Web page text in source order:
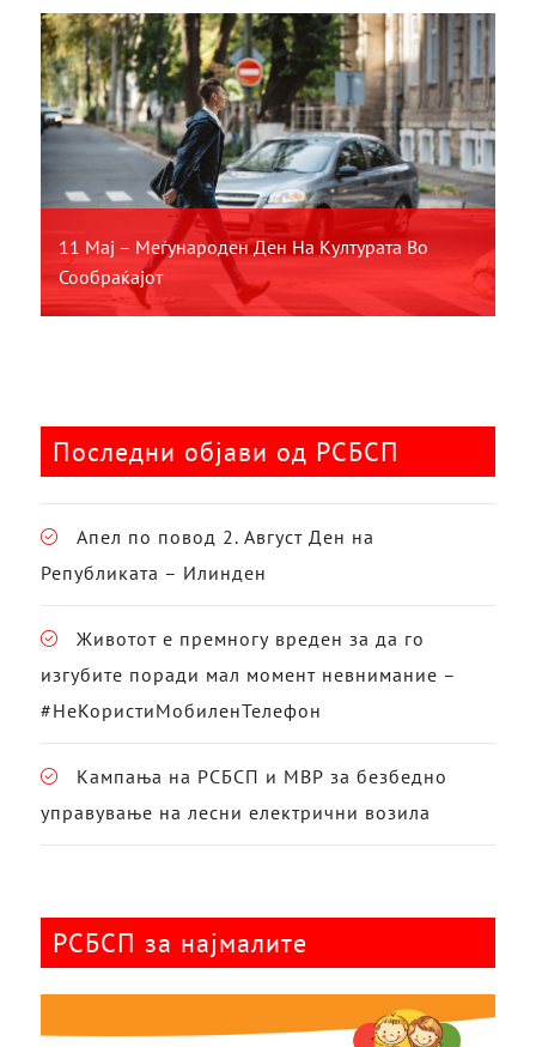
11 Мај – Меѓународен Ден На Културата Во
Сообраќајот
Последни објави од РСБСП
Апел по повод 2. Август Ден на
Републиката – Илинден
Животот е премногу вреден за да го
изгубите поради мал момент невнимание –
#НеКористиМобиленТелефон
Кампања на РСБСП и МВР за безбедно
управување на лесни електрични возила
РСБСП за најмалите